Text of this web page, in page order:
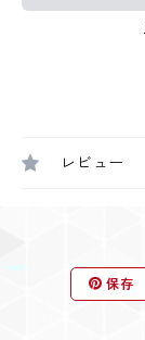
レビュー
保存